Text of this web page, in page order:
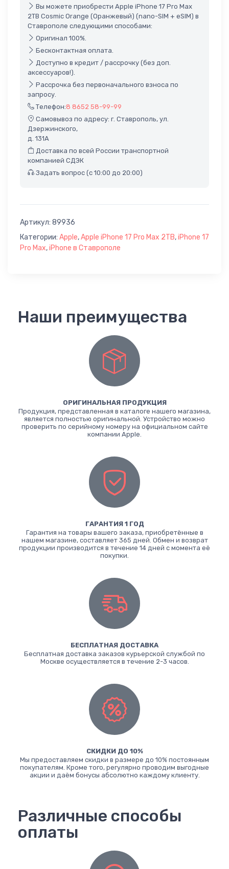
Вы можете приобрести Apple iPhone 17 Pro Max
2TB Cosmic Orange (Оранжевый) (nano-SIM + eSIM) в
Ставрополе следующими способами:
Оригинал 100%.
Бесконтактная оплата.
Доступно в кредит / рассрочку (без доп.
аксессуаров!).
Рассрочка без первоначального взноса по
запросу.
Телефон:8 8652 58-99-99
Самовывоз по адресу: г. Ставрополь, ул.
Дзержинского,
д. 131А
Доставка по всей России транспортной
компанией СДЭК
Задать вопрос (с 10:00 до 20:00)
Артикул: 89936
Категории: Apple,Apple iPhone 17 Pro Max 2TB,iPhone 17
Pro Max,iPhone в Ставрополе
Наши преимущества
ОРИГИНАЛЬНАЯ ПРОДУКЦИЯ
Продукция, представленная в каталоге нашего магазина,
является полностью оригинальной. Устройство можно
проверить по серийному номеру на официальном сайте
компании Apple.
ГАРАНТИЯ 1 ГОД
Гарантия на товары вашего заказа, приобретённые в
нашем магазине, составляет 365 дней. Обмен и возврат
продукции производится в течение 14 дней с момента её
покупки.
БЕСПЛАТНАЯ ДОСТАВКА
Бесплатная доставка заказов курьерской службой по
Москве осуществляется в течение 2-3 часов.
СКИДКИ ДО 10%
Мы предоставляем скидки в размере до 10% постоянным
покупателям. Кроме того, регулярно проводим выгодные
акции и даём бонусы абсолютно каждому клиенту.
Различные способы
оплаты